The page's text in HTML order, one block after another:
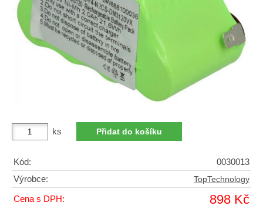
ks
Kód:
0030013
Výrobce:
TopTechnology
Cena s DPH: 898 Kč